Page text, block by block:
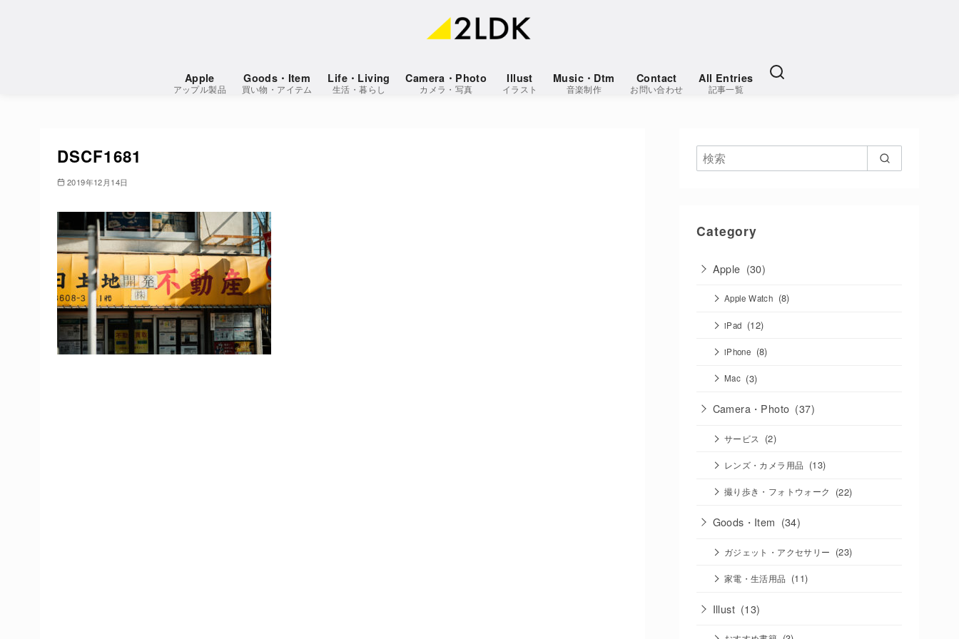
Apple
アップル製品
Goods・Item
買い物・アイテム
Life・Living
生活・暮らし
Camera・Photo
カメラ・写真
Illust
イラスト
Music・Dtm
音楽制作
Contact
お問い合わせ
All Entries
記事一覧
DSCF1681
2019年12月14日
Category
Apple (30)
Apple Watch (8)
iPad (12)
iPhone (8)
Mac (3)
Camera・Photo (37)
サービス (2)
レンズ・カメラ用品 (13)
撮り歩き・フォトウォーク (22)
Goods・Item (34)
ガジェット・アクセサリー (23)
家電・生活用品 (11)
Illust (13)